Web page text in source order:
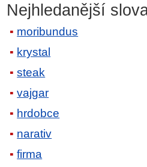
Nejhledanější
moribundus
krystal
steak
vajgar
hrdobce
narativ
firma